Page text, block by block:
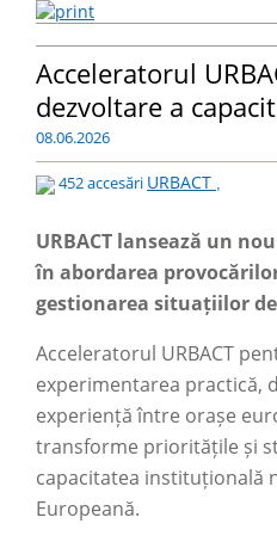
Acceleratorul
dezvoltare a
08.06.2026
452 accesări URBACT ,
URBACT lansează un
în abordarea
gestionarea situațiilor
Acceleratorul URBACT
experimentarea practică,
experiență între orașe
transforme prioritățile și
capacitatea instituțională
Europeană.